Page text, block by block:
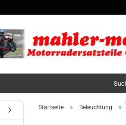
Startseite » Beleuchtung »